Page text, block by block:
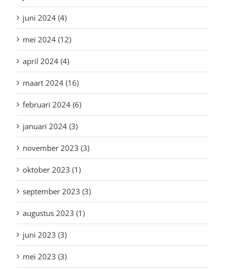
juni 2024 (4)
mei 2024 (12)
april 2024 (4)
maart 2024 (16)
februari 2024 (6)
januari 2024 (3)
november 2023 (3)
oktober 2023 (1)
september 2023 (3)
augustus 2023 (1)
juni 2023 (3)
mei 2023 (3)